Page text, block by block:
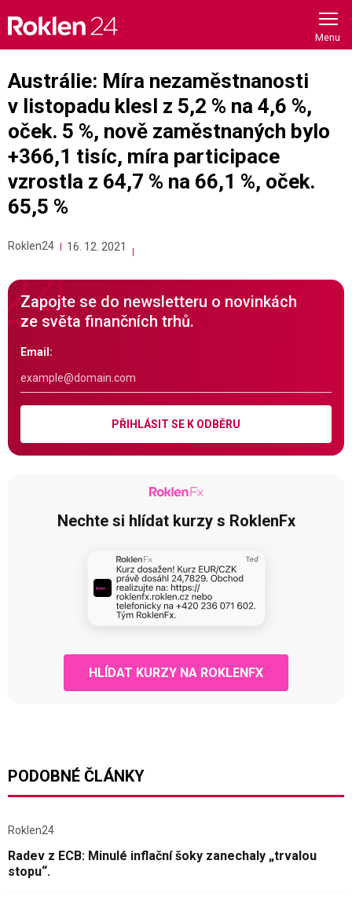
content
Austrálie: Míra nezaměstnanosti
v listopadu klesl z 5,2 % na 4,6 %,
oček. 5 %, nově zaměstnaných bylo
+366,1 tisíc, míra participace
vzrostla z 64,7 % na 66,1 %, oček.
65,5 %
Roklen24 16. 12. 2021
Zapojte se do newsletteru o novinkách
ze světa finančních trhů.
Email:
PŘIHLÁSIT SE K ODBĚRU
Nechte si hlídat kurzy s RoklenFx
HLÍDAT KURZY NA ROKLENFX
PODOBNÉ ČLÁNKY
Roklen24
Radev z ECB: Minulé inflační šoky zanechaly „trvalou
stopu“.